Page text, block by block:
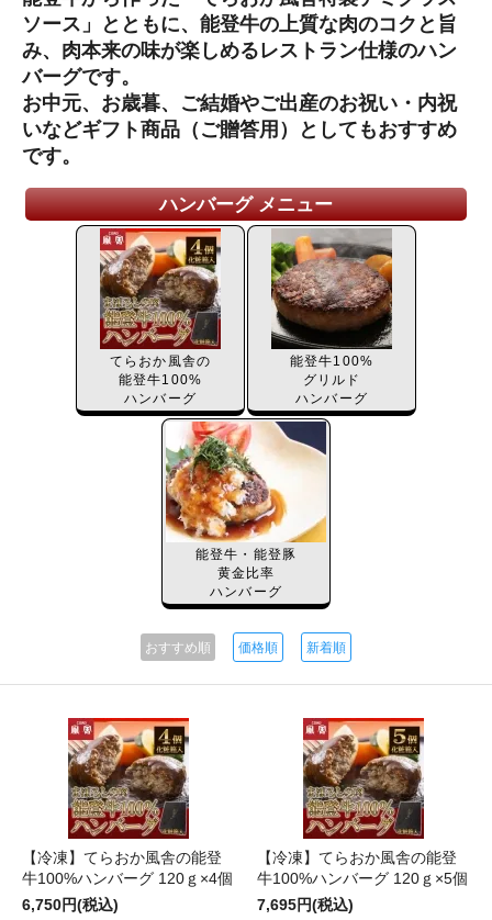
ソース」とともに、能登牛の上質な肉のコクと旨
み、肉本来の味が楽しめるレストラン仕様のハン
バーグです。
お中元、お歳暮、ご結婚やご出産のお祝い・内祝
いなどギフト商品（ご贈答用）としてもおすすめ
です。
ハンバーグ メニュー
てらおか風舎の
能登牛100%
ハンバーグ
能登牛100%
グリルド
ハンバーグ
能登牛・能登豚
黄金比率
ハンバーグ
おすすめ順 価格順 新着順
【冷凍】てらおか風舎の能登
牛100%ハンバーグ 120ｇ×4個
6,750円(税込)
【冷凍】てらおか風舎の能登
牛100%ハンバーグ 120ｇ×5個
7,695円(税込)